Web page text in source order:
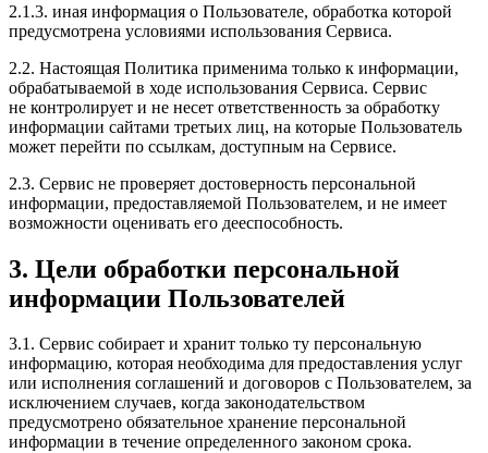
2.1.3. иная информация о Пользователе, обработка которой
предусмотрена условиями использования Сервиса.
2.2. Настоящая Политика применима только к информации,
обрабатываемой в ходе использования Сервиса. Сервис
не контролирует и не несет ответственность за обработку
информации сайтами третьих лиц, на которые Пользователь
может перейти по ссылкам, доступным на Сервисе.
2.3. Сервис не проверяет достоверность персональной
информации, предоставляемой Пользователем, и не имеет
возможности оценивать его дееспособность.
3. Цели обработки персональной
информации Пользователей
3.1. Сервис собирает и хранит только ту персональную
информацию, которая необходима для предоставления услуг
или исполнения соглашений и договоров с Пользователем, за
исключением случаев, когда законодательством
предусмотрено обязательное хранение персональной
информации в течение определенного законом срока.